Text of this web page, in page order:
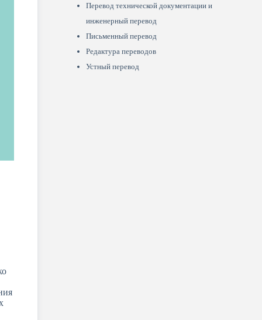
Перевод технической документации и
инженерный перевод
Письменный перевод
Редактура переводов
Устный перевод